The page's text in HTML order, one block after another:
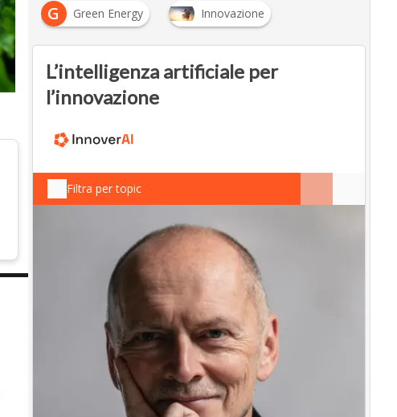
G
Green Energy Innovazione
L’intelligenza artificiale per
l’innovazione
Filtra per topic